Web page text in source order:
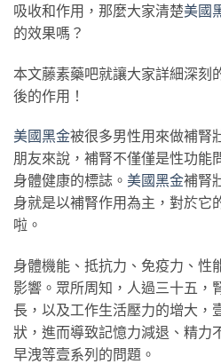
吸收和作用，那麼大家清楚美國
的效果嗎？
本文藤素藥吧就讓大家詳細深刻
後的作用！
美國黑金被很多男性用來做補腎
朋友來說，補腎不僅僅是性功能
身體健康的標誌。 美國黑金補腎
身就是以補腎作用為主，對於它
啦。
身體機能、抵抗力、免疫力、性
影響。眾所周知，人過三十五，
長，以及工作生活壓力的增大，
狀，進而導致記憶力減退、精力
早洩等壹系列的問題。